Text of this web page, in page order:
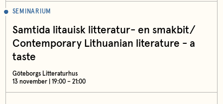
SEMINARIUM
Samtida litauisk litteratur- en smakbit/
Contemporary Lithuanian literature - a
taste
Göteborgs Litteraturhus
13 november | 19:00 – 21:00